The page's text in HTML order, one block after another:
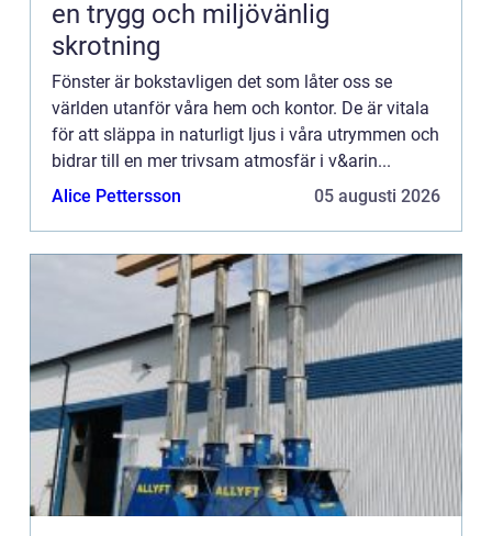
en trygg och miljövänlig
skrotning
Fönster är bokstavligen det som låter oss se
världen utanför våra hem och kontor. De är vitala
för att släppa in naturligt ljus i våra utrymmen och
bidrar till en mer trivsam atmosfär i v&arin...
Alice Pettersson
05 augusti 2026